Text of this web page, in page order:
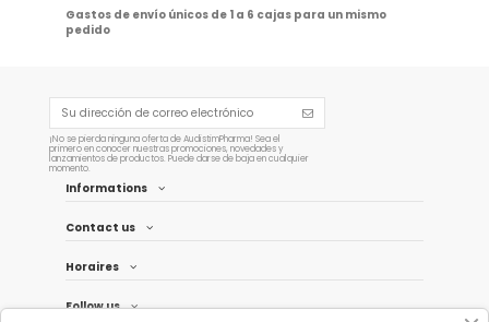
Gastos de envío únicos de 1 a 6 cajas para un mismo
pedido
¡No se pierda ninguna oferta de AudistimPharma! Sea el
primero en conocer nuestras promociones, novedades y
lanzamientos de productos. Puede darse de baja en cualquier
momento.
Informations
Contact us
Horaires
Follow us